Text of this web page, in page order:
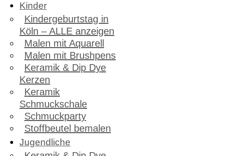
Kinder
Kindergeburtstag in
Köln – ALLE anzeigen
Malen mit Aquarell
Malen mit Brushpens
Keramik & Dip Dye
Kerzen
Keramik
Schmuckschale
Schmuckparty
Stoffbeutel bemalen
Jugendliche